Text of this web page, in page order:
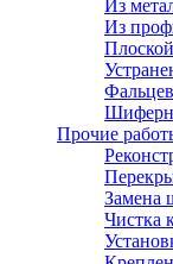
Из
Из
Прочие
Замена
Чистка